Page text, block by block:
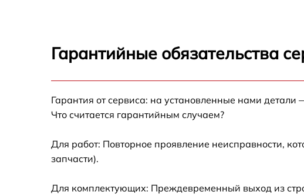
Замена ТЭНа FRANKE FMY 45 CM XS
Гарантийные обязательства
Гарантия от сервиса: на установленные нами детали
Что считается гарантийным случаем?
Для работ: Повторное проявление неисправности,
запчасти).
Для комплектующих: Преждевременный выход из